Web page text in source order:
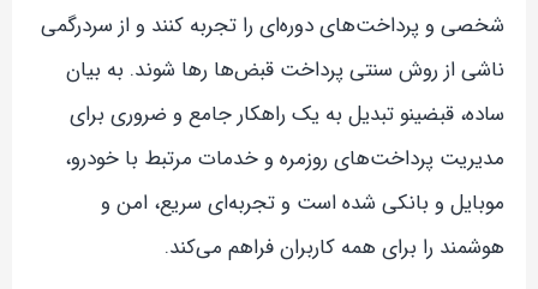
شخصی و پرداخت‌های دوره‌ای را تجربه کنند و از سردرگمی
ناشی از روش سنتی پرداخت قبض‌ها رها شوند. به بیان
ساده، قبضینو تبدیل به یک راهکار جامع و ضروری برای
مدیریت پرداخت‌های روزمره و خدمات مرتبط با خودرو،
موبایل و بانکی شده است و تجربه‌ای سریع، امن و
هوشمند را برای همه کاربران فراهم می‌کند.